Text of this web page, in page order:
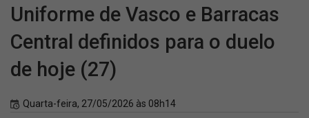
Uniforme de Vasco e Barracas
Central definidos para o duelo
de hoje (27)
Quarta-feira, 27/05/2026 às 08h14